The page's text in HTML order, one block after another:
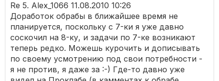
Re 5. Alex_1066 11.08.2010 10:26
Доработок обрабы в ближайшее время не
планируется, поскольку с 7-ки я уже давно
соскочил на 8-ку, и задачи по 7-ке возникают
теперь редко. Можешь курочить и дописывать
по своему усмотрению под свои потребности -
я не против, я даже за :-) Где-то давно уже